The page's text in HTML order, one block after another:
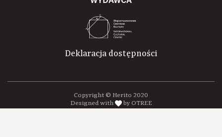
Deklaracja dostępności
Copyright © Herito 2020
Designed with
by OTREE